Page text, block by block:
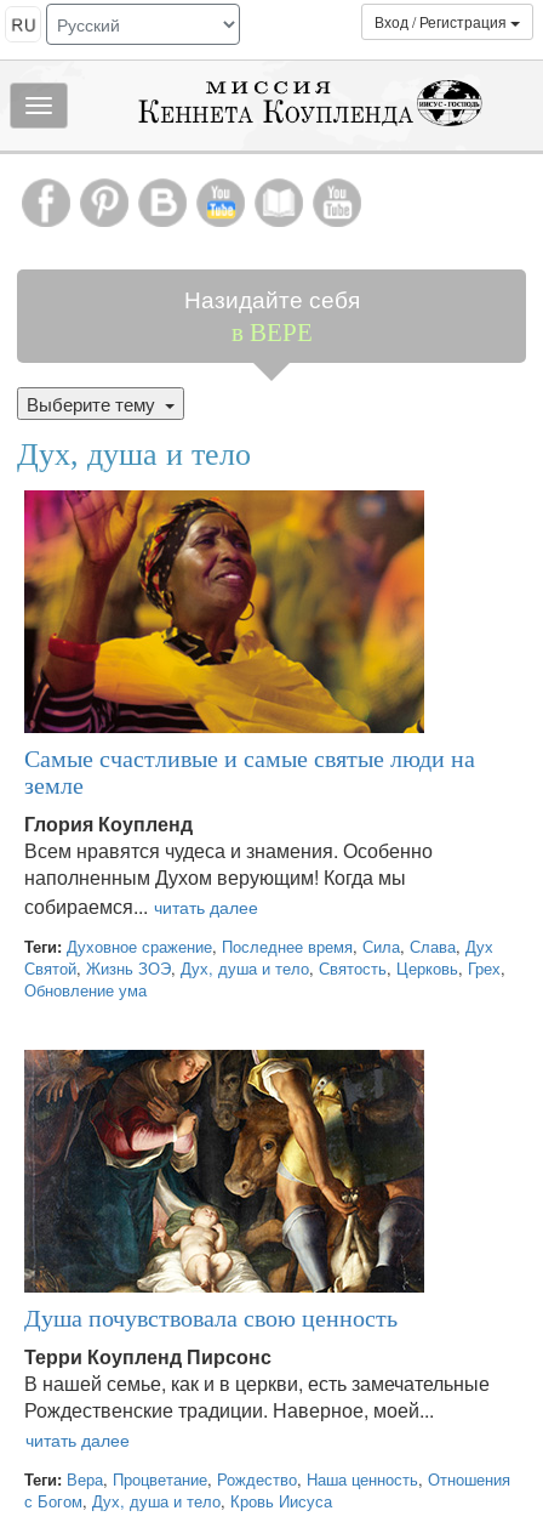
Вход / Регистрация
Показать/
скрыть
МЕНЮ
Назидайте себя
в ВЕРЕ
Выберите тему
Дух, душа и тело
Самые счастливые и самые святые люди на
земле
Глория Коупленд
Всем нравятся чудеса и знамения. Особенно
наполненным Духом верующим! Когда мы
собираемся...
Теги: Духовное сражение, Последнее время, Сила, Слава, Дух
Святой, Жизнь ЗОЭ, Дух, душа и тело, Святость, Церковь, Грех,
Обновление ума
Душа почувствовала свою ценность
Терри Коупленд Пирсонс
В нашей семье, как и в церкви, есть замечательные
Рождественские традиции. Наверное, моей...
Теги: Вера, Процветание, Рождество, Наша ценность, Отношения
с Богом, Дух, душа и тело, Кровь Иисуса